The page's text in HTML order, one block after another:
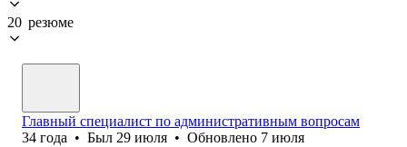
20 резюме
Главный специалист по административным вопросам
34 года • Был 29 июля • Обновлено 7 июля